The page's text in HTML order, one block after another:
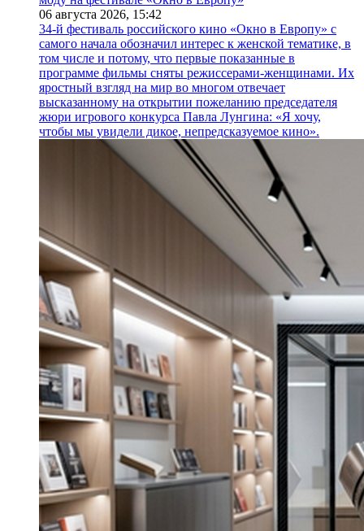
06 августа 2026, 15:42
34-й фестиваль российского кино «Окно в Европу» с
самого начала обозначил интерес к женской тематике, в
том числе и потому, что первые показанные в
программе фильмы сняты режиссерами-женщинами. Их
яростный взгляд на мир во многом отвечает
высказанному на открытии пожеланию председателя
жюри игрового конкурса Павла Лунгина: «Я хочу,
чтобы мы увидели дикое, непредсказуемое кино».